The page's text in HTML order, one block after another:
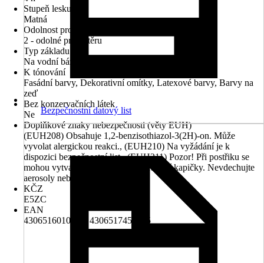
Stupeň lesku
Matná
Odolnost proti otěru za mokra
2 - odolné proti otěru
Typ základu
Na vodní bázi
K tónování
Fasádní barvy, Dekorativní omítky, Latexové barvy, Barvy na
zeď
Bez konzervačních látek
Ne
Doplňkové znaky nebezpečnosti (věty EUH)
(EUH208) Obsahuje 1,2-benzisothiazol-3(2H)-on. Může
vyvolat alergickou reakci., (EUH210) Na vyžádání je k
dispozici bezpečnostní list., (EUH211) Pozor! Při postřiku se
mohou vytvářet nebezpečné respirabilní kapičky. Nevdechujte
aerosoly nebo mlhu.
KČZ
E5ZC
EAN
4306516010370, 4306517453305
Bezpečnostní datový list